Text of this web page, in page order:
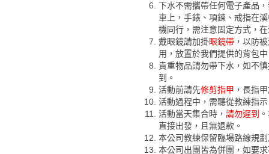
下水不需攜帶任何電子產品
車上，手錶、項鍊、戒指在
機同行，需注意固定方式，
戴眼鏡請加掛眼鏡帶 ，以防
用，放置於我們提供的背包
貴重物品請勿帶下水，如不
到。
活動前請先修剪指甲 ，長指
活動過程中，需聽從教練指
活動當天集合時， 請勿遲到
直接出發，且無退款。
本公司教練保留臨場路線規
本公司出團皆為併團，如要